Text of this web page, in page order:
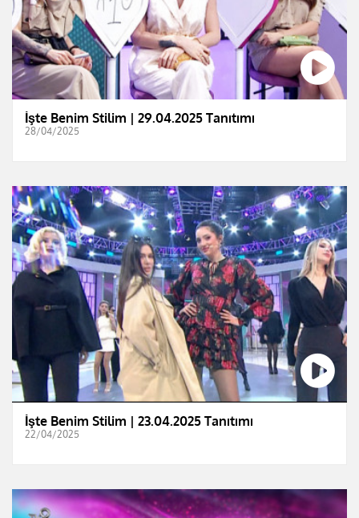
İşte Benim Stilim | 29.04.2025 Tanıtımı
28/04/2025
İşte Benim Stilim | 23.04.2025 Tanıtımı
22/04/2025